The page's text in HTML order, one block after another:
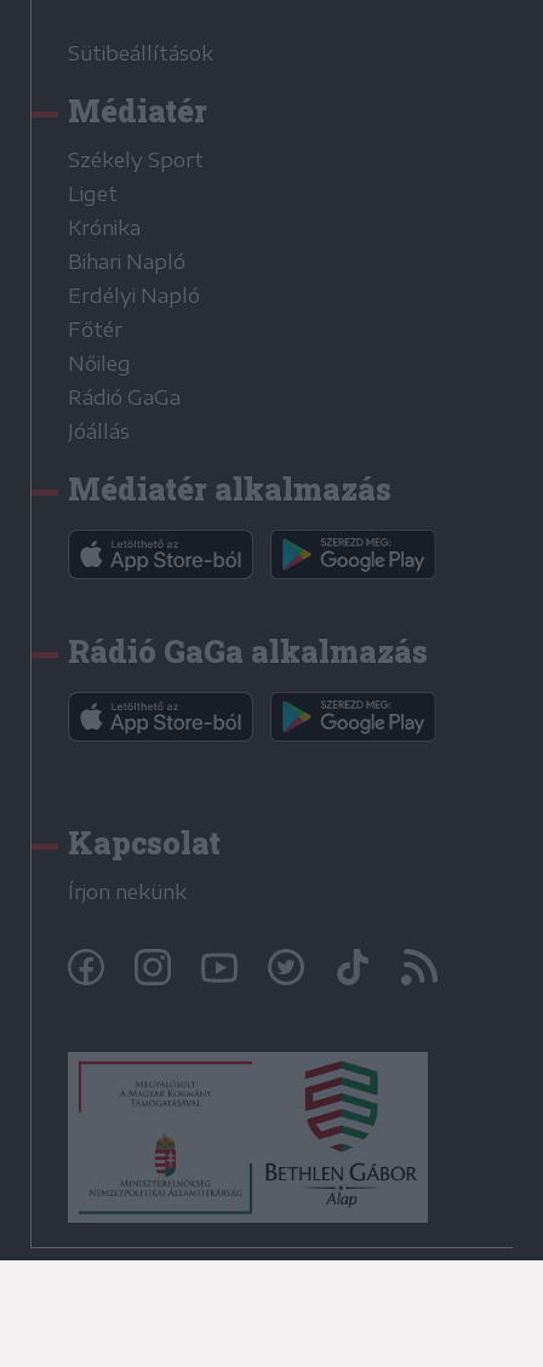
Sütibeállítások
Médiatér
Székely Sport
Liget
Krónika
Bihari Napló
Erdélyi Napló
Főtér
Nőileg
Rádió GaGa
Jóállás
Médiatér alkalmazás
Rádió GaGa alkalmazás
Kapcsolat
Írjon nekünk